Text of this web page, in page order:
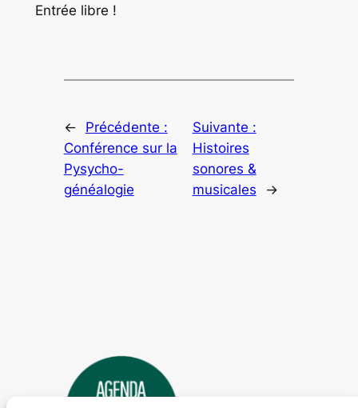
Entrée libre !
←
Précédente :
Conférence sur la
Pysycho-
généalogie
Suivante :
Histoires
sonores &
musicales
→